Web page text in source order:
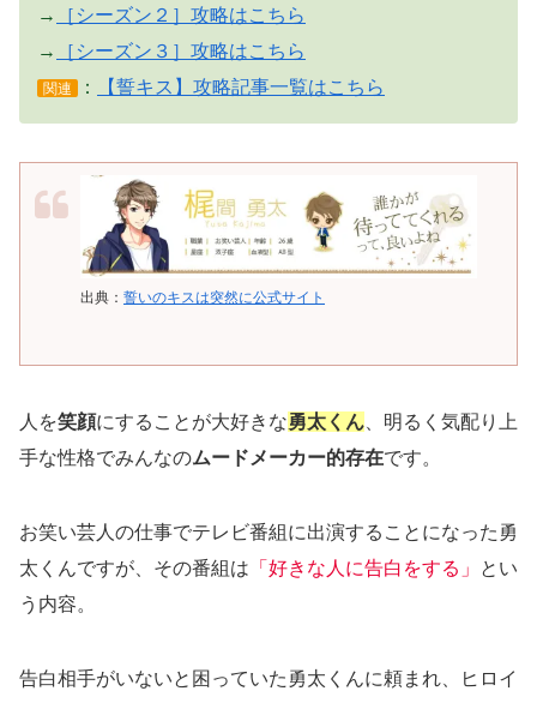
→
［シーズン２］攻略はこちら
→
［シーズン３］攻略はこちら
関連 ： 【誓キス】攻略記事一覧はこちら
出典： 誓いのキスは突然に公式サイト
人を笑顔にすることが大好きな勇太くん 、明るく気配り上
手な性格でみんなのムードメーカー的存在です。
お笑い芸人の仕事でテレビ番組に出演することになった勇
太くんですが、その番組は 「好きな人に告白をする」
とい
う内容。
告白相手がいないと困っていた勇太くんに頼まれ、ヒロイ